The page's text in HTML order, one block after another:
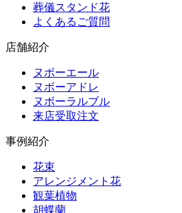
葬儀スタンド花
よくあるご質問
店舗紹介
ヌボーエール
ヌボーアドレ
ヌボーラルブル
来店受取注文
事例紹介
花束
アレンジメント花
観葉植物
胡蝶蘭